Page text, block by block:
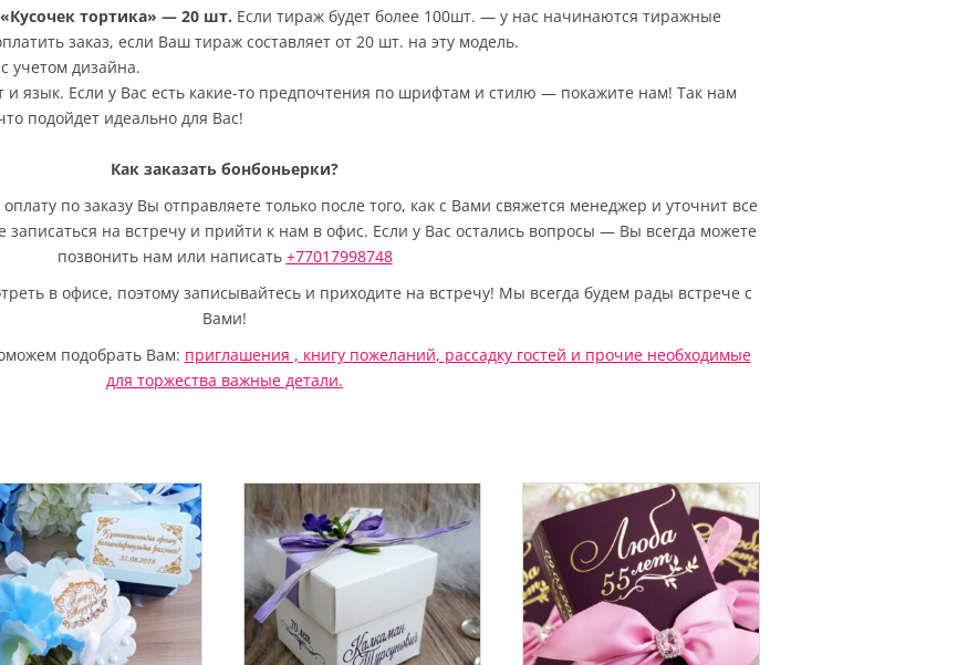
тортика» — 20 шт. Если тираж будет более 100шт. — у нас начинаются тиражные
заказ, если Ваш тираж составляет от 20 шт. на эту модель.
учетом дизайна.
язык. Если у Вас есть какие-то предпочтения по шрифтам и стилю — покажите нам! Так нам
подойдет идеально для Вас!
Как заказать бонбоньерки?
по заказу Вы отправляете только после того, как с Вами свяжется менеджер и уточнит все
записаться на встречу и прийти к нам в офис. Если у Вас остались вопросы — Вы всегда можете
позвонить нам или написать +77017998748
в офисе, поэтому записывайтесь и приходите на встречу! Мы всегда будем рады встрече с
Вами!
подобрать Вам: приглашения , книгу пожеланий, рассадку гостей и прочие необходимые
для торжества важные детали.